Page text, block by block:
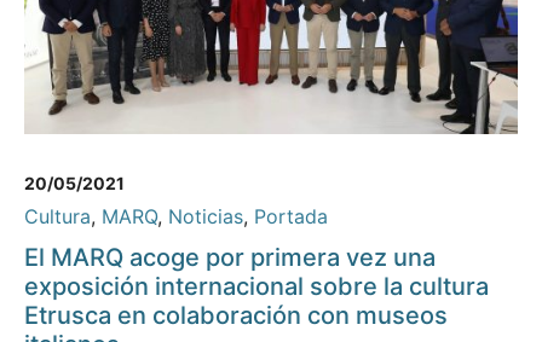
20/05/2021
Cultura, MARQ, Noticias, Portada
El MARQ acoge por primera vez una
exposición internacional sobre la cultura
Etrusca en colaboración con museos